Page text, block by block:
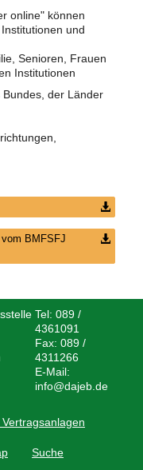
online" können
und
Senioren, Frauen
Institutionen
der Länder
BMFSFJ
Tel: 089 /
4361091
Fax: 089 /
4311266
E-Mail:
info@dajeb.de
Vertragsanlagen
Suche